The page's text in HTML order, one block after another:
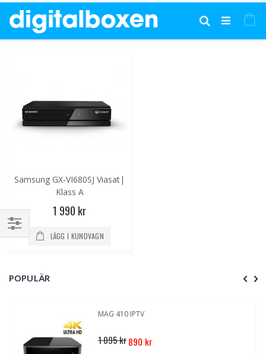
till
innehållet
Sök
Samsung GX-VI680SJ Viasat|
Klass A
1 990 kr
LÄGG I KUNDVAGN
Handla
POPULÄR
MAG 410 IPTV
1 095 kr Special
Price
890 kr